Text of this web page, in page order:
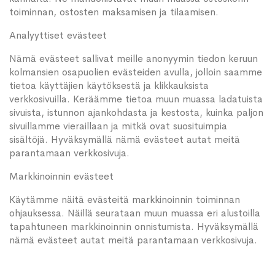
toiminnan, ostosten maksamisen ja tilaamisen.
Analyyttiset evästeet
Nämä evästeet sallivat meille anonyymin tiedon keruun
kolmansien osapuolien evästeiden avulla, jolloin saamme
tietoa käyttäjien käytöksestä ja klikkauksista
verkkosivuilla. Keräämme tietoa muun muassa ladatuista
sivuista, istunnon ajankohdasta ja kestosta, kuinka paljon
sivuillamme vieraillaan ja mitkä ovat suosituimpia
sisältöjä. Hyväksymällä nämä evästeet autat meitä
parantamaan verkkosivuja.
Markkinoinnin evästeet
Käytämme näitä evästeitä markkinoinnin toiminnan
ohjauksessa. Näillä seurataan muun muassa eri alustoilla
tapahtuneen markkinoinnin onnistumista. Hyväksymällä
nämä evästeet autat meitä parantamaan verkkosivuja.